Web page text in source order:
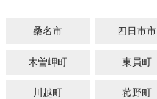
桑名市 四日市市
木曽岬町 東員町
川越町 菰野町